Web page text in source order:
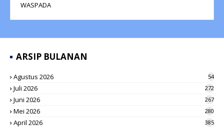
WASPADA
ARSIP BULANAN
Agustus 2026 54
Juli 2026 272
Juni 2026 267
Mei 2026 280
April 2026 385